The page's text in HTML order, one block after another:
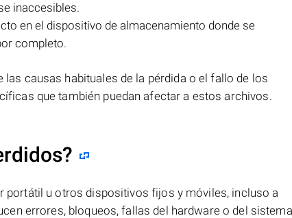
inaccesibles.
en el dispositivo de almacenamiento donde se
completo.
causas habituales de la pérdida o el fallo de los
que también puedan afectar a estos archivos.
portátil u otros dispositivos fijos y móviles, incluso a
errores, bloqueos, fallas del hardware o del